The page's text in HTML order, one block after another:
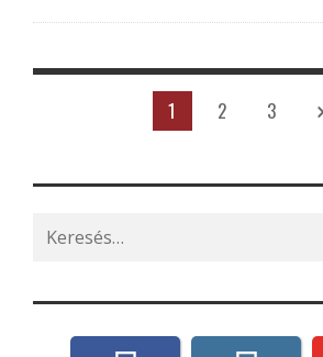
1 2 3
Search
for: